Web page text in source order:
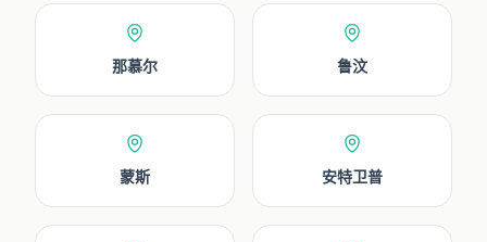
那慕尔 鲁汶
蒙斯 安特卫普